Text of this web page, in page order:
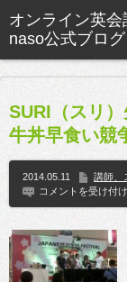
SURI（スリ
牛丼早食い競
2014.05.11
講師、
コメントを受け付